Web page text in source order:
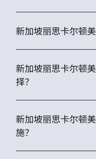
新加坡丽思卡尔顿
新加坡丽思卡尔顿
择？
新加坡丽思卡尔顿
施？